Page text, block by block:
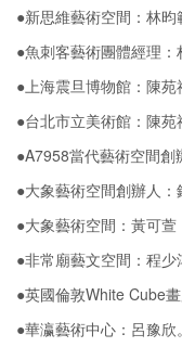
●新思維藝術空間：林昀
●魚刺客藝術團體經理：
●上海震旦博物館：陳苑
●台北市立美術館：陳苑
●A7958當代藝術空間創
●大象藝術空間創辦人：
●大象藝術空間：黃可萱
●非常廟藝文空間：程少
●英國倫敦White Cube畫
●華瀛藝術中心：呂豫欣。